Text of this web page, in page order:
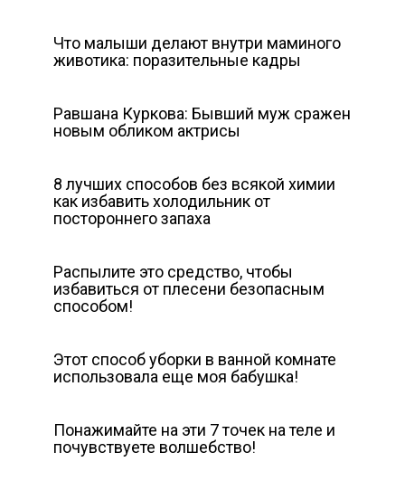
Что малыши делают внутри маминого
животика: поразительные кадры
Равшана Куркова: Бывший муж сражен
новым обликом актрисы
8 лучших способов без всякой химии
как избавить холодильник от
постороннего запаха
Распылите это средство, чтобы
избавиться от плесени безопасным
способом!
Этот способ уборки в ванной комнате
использовала еще моя бабушка!
Понажимайте на эти 7 точек на теле и
почувствуете волшебство!